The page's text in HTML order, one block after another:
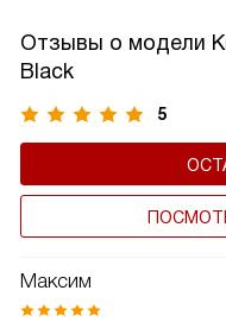
поддерживает чистоту
важный элемент
сохранению здорового
продляет срок службы
попадать внутрь
Отзывы о модели
Black
5
Максим